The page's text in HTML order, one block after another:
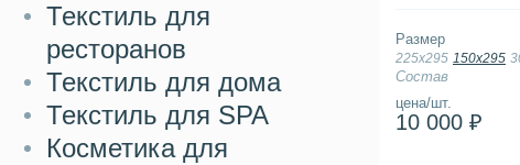
Текстиль для
ресторанов
Текстиль для дома
Текстиль для SPA
Косметика для
цена/шт.
10 000 ₽
Состав
Размер
225х295 150х295